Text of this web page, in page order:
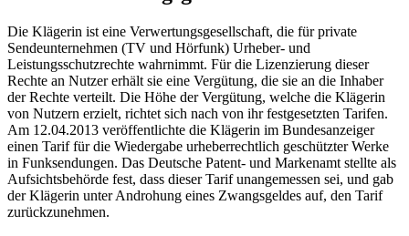
Die Klägerin ist eine Verwertungsgesellschaft, die für private
Sendeunternehmen (TV und Hörfunk) Urheber- und
Leistungsschutzrechte wahrnimmt. Für die Lizenzierung dieser
Rechte an Nutzer erhält sie eine Vergütung, die sie an die Inhaber
der Rechte verteilt. Die Höhe der Vergütung, welche die Klägerin
von Nutzern erzielt, richtet sich nach von ihr festgesetzten Tarifen.
Am 12.04.2013 veröffentlichte die Klägerin im Bundesanzeiger
einen Tarif für die Wiedergabe urheberrechtlich geschützter Werke
in Funksendungen. Das Deutsche Patent- und Markenamt stellte als
Aufsichtsbehörde fest, dass dieser Tarif unangemessen sei, und gab
der Klägerin unter Androhung eines Zwangsgeldes auf, den Tarif
zurückzunehmen.